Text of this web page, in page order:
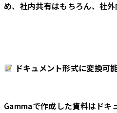
め、 社内共有はもちろん、社
ドキュメント形式に変換可
Gammaで作成した資料はドキ